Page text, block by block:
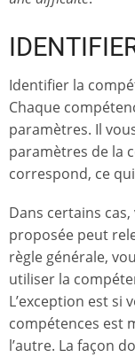
Identifier la
Chaque
paramètres. Il
paramètres de la
correspond, ce
Dans certains
proposée peut
règle générale,
utiliser la
L’exception est si
compétences est
l’autre. La façon